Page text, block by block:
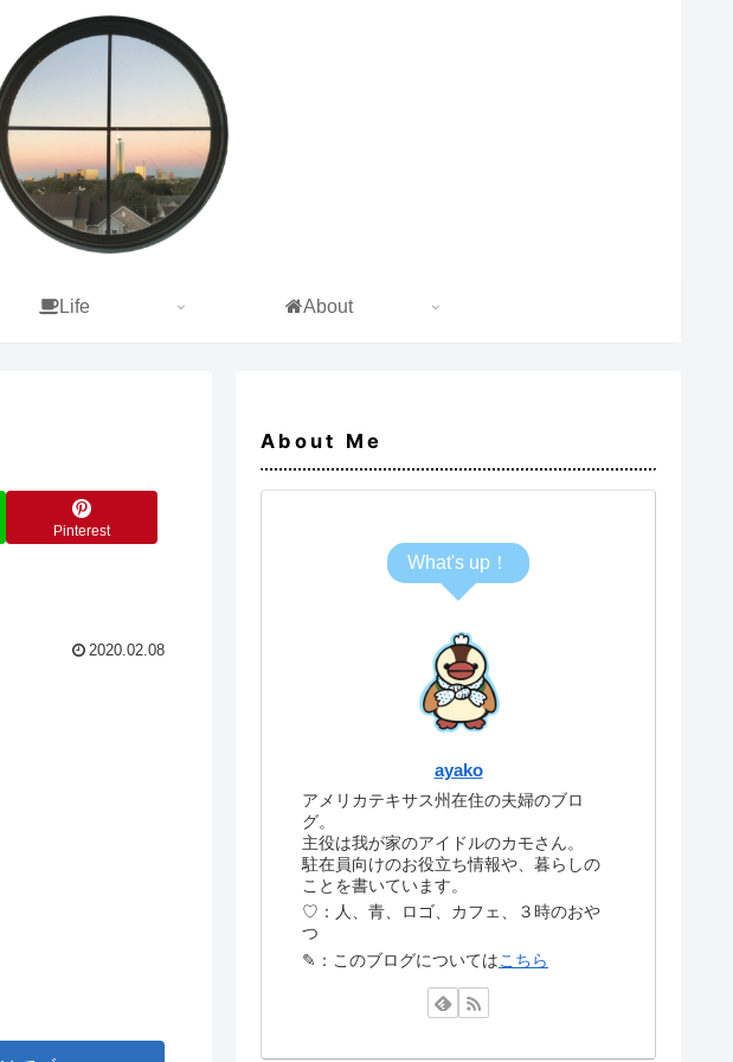
Life About
Pinterest
2020.02.08
About Me
What's up！
ayako
アメリカテキサス州在住の夫婦のブロ
グ。
主役は我が家のアイドルのカモさん。
駐在員向けのお役立ち情報や、暮らしの
ことを書いています。
♡：人、青、ロゴ、カフェ、３時のおや
つ
✎：このブログについてはこちら